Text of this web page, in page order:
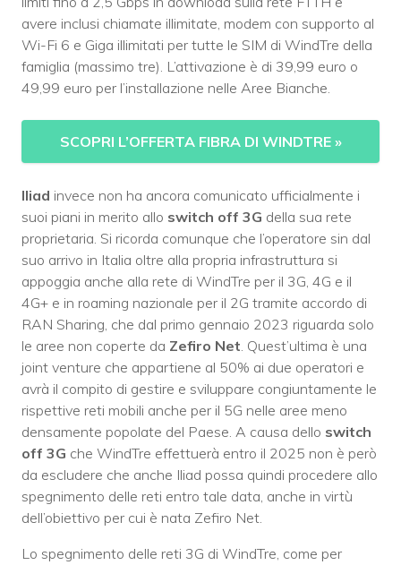
avere inclusi chiamate illimitate, modem con supporto al
Wi-Fi 6 e Giga illimitati per tutte le SIM di WindTre della
famiglia (massimo tre). L’attivazione è di 39,99 euro o
49,99 euro per l’installazione nelle Aree Bianche.
SCOPRI L’OFFERTA FIBRA DI WINDTRE »
Iliad invece non ha ancora comunicato ufficialmente i
suoi piani in merito allo switch off 3G della sua rete
proprietaria. Si ricorda comunque che l’operatore sin dal
suo arrivo in Italia oltre alla propria infrastruttura si
appoggia anche alla rete di WindTre per il 3G, 4G e il
4G+ e in roaming nazionale per il 2G tramite accordo di
RAN Sharing, che dal primo gennaio 2023 riguarda solo
le aree non coperte da Zefiro Net. Quest’ultima è una
joint venture che appartiene al 50% ai due operatori e
avrà il compito di gestire e sviluppare congiuntamente le
rispettive reti mobili anche per il 5G nelle aree meno
densamente popolate del Paese. A causa dello switch
off 3G che WindTre effettuerà entro il 2025 non è però
da escludere che anche Iliad possa quindi procedere allo
spegnimento delle reti entro tale data, anche in virtù
dell’obiettivo per cui è nata Zefiro Net.
Lo spegnimento delle reti 3G di WindTre, come per